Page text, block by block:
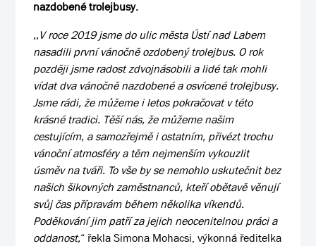
nazdobené trolejbusy.
,,V roce 2019 jsme do ulic města Ústí nad Labem
nasadili první vánočně ozdobený trolejbus. O rok
později jsme radost zdvojnásobili a lidé tak mohli
vídat dva vánočně nazdobené a osvícené trolejbusy.
Jsme rádi, že můžeme i letos pokračovat v této
krásné tradici. Těší nás, že můžeme našim
cestujícím, a samozřejmě i ostatním, přivézt trochu
vánoční atmosféry a těm nejmenším vykouzlit
úsměv na tváři. To vše by se nemohlo uskutečnit bez
našich šikovných zaměstnanců, kteří obětavě věnují
svůj čas přípravám během několika víkendů.
Poděkování jim patří za jejich neocenitelnou práci a
oddanost,“ řekla Simona Mohacsi, výkonná ředitelka